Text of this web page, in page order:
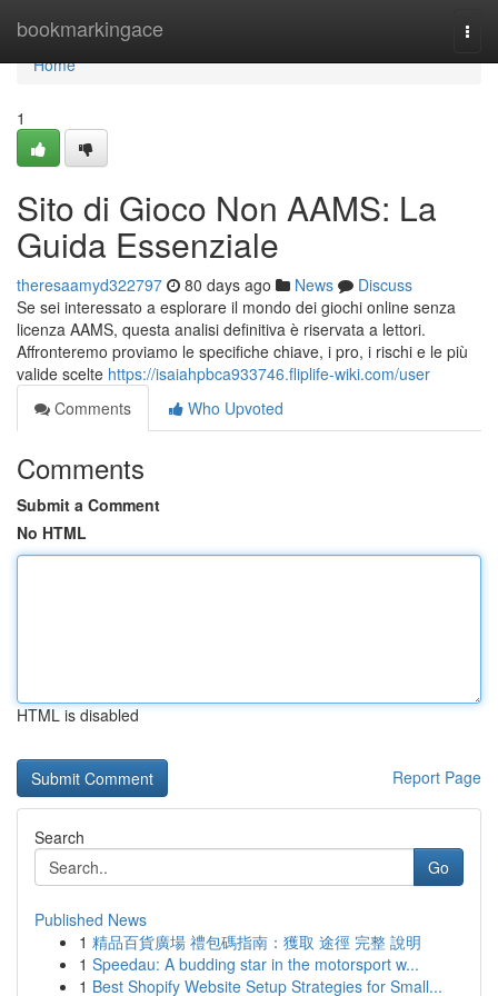
bookmarkingace
Home
Home
1
Sito di Gioco Non AAMS: La
Guida Essenziale
theresaamyd322797 80 days ago News
Discuss
Se sei interessato a esplorare il mondo dei giochi online senza
licenza AAMS, questa analisi definitiva è riservata a lettori.
Affronteremo proviamo le specifiche chiave, i pro, i rischi e le più
valide scelte https://isaiahpbca933746.fliplife-wiki.com/user
Comments
Who Upvoted
Comments
Submit a Comment
No HTML
HTML is disabled
Report Page
Search
Go
Published News
1 精品百貨廣場 禮包碼指南：獲取 途徑 完整 說明
1 Speedau: A budding star in the motorsport w...
1 Best Shopify Website Setup Strategies for Small...